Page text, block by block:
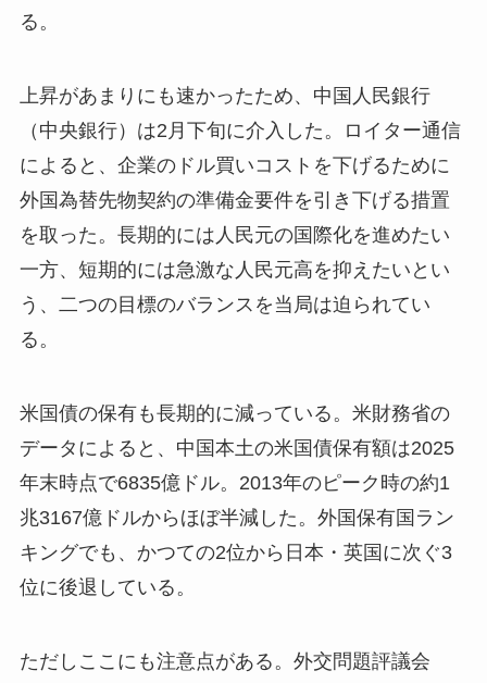
る。
上昇があまりにも速かったため、中国人民銀行
（中央銀行）は2月下旬に介入した。ロイター通信
によると、企業のドル買いコストを下げるために
外国為替先物契約の準備金要件を引き下げる措置
を取った。長期的には人民元の国際化を進めたい
一方、短期的には急激な人民元高を抑えたいとい
う、二つの目標のバランスを当局は迫られてい
る。
米国債の保有も長期的に減っている。米財務省の
データによると、中国本土の米国債保有額は2025
年末時点で6835億ドル。2013年のピーク時の約1
兆3167億ドルからほぼ半減した。外国保有国ラン
キングでも、かつての2位から日本・英国に次ぐ3
位に後退している。
ただしここにも注意点がある。外交問題評議会